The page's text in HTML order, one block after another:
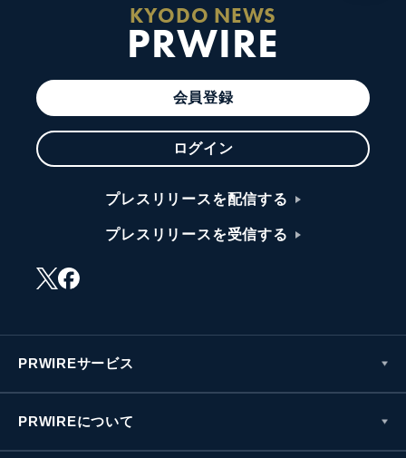
KYODO NEWS
PRWIRE
会員登録
ログイン
プレスリリースを配信する
プレスリリースを受信する
PRWIREサービス
PRWIREについて